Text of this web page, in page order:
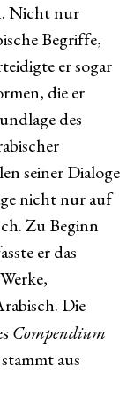
Nicht nur
Begriffe,
er sogar
die er
des
seiner Dialoge
nicht nur auf
Zu Beginn
er das
Die
Compendium
stammt aus